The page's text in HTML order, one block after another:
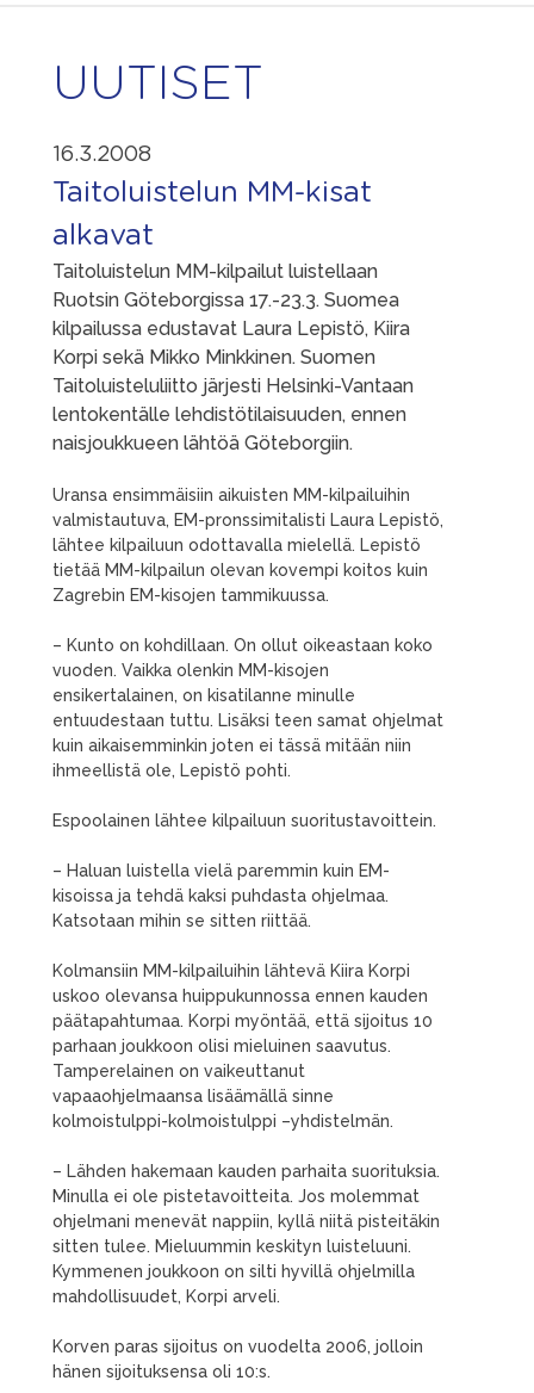
UUTISET
16.3.2008
Taitoluistelun MM-kisat
alkavat
Taitoluistelun MM-kilpailut luistellaan
Ruotsin Göteborgissa 17.-23.3. Suomea
kilpailussa edustavat Laura Lepistö, Kiira
Korpi sekä Mikko Minkkinen. Suomen
Taitoluisteluliitto järjesti Helsinki-Vantaan
lentokentälle lehdistötilaisuuden, ennen
naisjoukkueen lähtöä Göteborgiin.
Uransa ensimmäisiin aikuisten MM-kilpailuihin
valmistautuva, EM-pronssimitalisti Laura Lepistö,
lähtee kilpailuun odottavalla mielellä. Lepistö
tietää MM-kilpailun olevan kovempi koitos kuin
Zagrebin EM-kisojen tammikuussa.
– Kunto on kohdillaan. On ollut oikeastaan koko
vuoden. Vaikka olenkin MM-kisojen
ensikertalainen, on kisatilanne minulle
entuudestaan tuttu. Lisäksi teen samat ohjelmat
kuin aikaisemminkin joten ei tässä mitään niin
ihmeellistä ole, Lepistö pohti.
Espoolainen lähtee kilpailuun suoritustavoittein.
– Haluan luistella vielä paremmin kuin EM-
kisoissa ja tehdä kaksi puhdasta ohjelmaa.
Katsotaan mihin se sitten riittää.
Kolmansiin MM-kilpailuihin lähtevä Kiira Korpi
uskoo olevansa huippukunnossa ennen kauden
päätapahtumaa. Korpi myöntää, että sijoitus 10
parhaan joukkoon olisi mieluinen saavutus.
Tamperelainen on vaikeuttanut
vapaaohjelmaansa lisäämällä sinne
kolmoistulppi-kolmoistulppi –yhdistelmän.
– Lähden hakemaan kauden parhaita suorituksia.
Minulla ei ole pistetavoitteita. Jos molemmat
ohjelmani menevät nappiin, kyllä niitä pisteitäkin
sitten tulee. Mieluummin keskityn luisteluuni.
Kymmenen joukkoon on silti hyvillä ohjelmilla
mahdollisuudet, Korpi arveli.
Korven paras sijoitus on vuodelta 2006, jolloin
hänen sijoituksensa oli 10:s.